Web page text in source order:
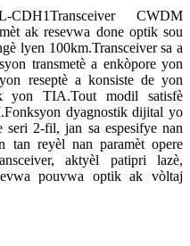
CDH1Transceiver CWDM
ak resevwa done optik sou
lyen 100km.Transceiver sa a
transmetè a enkòpore yon
reseptè a konsiste de yon
yon TIA.Tout modil satisfè
dyagnostik dijital yo
seri 2-fil, jan sa espesifye nan
tan reyèl nan paramèt opere
aktyèl patipri lazè,
pouvwa optik ak vòltaj